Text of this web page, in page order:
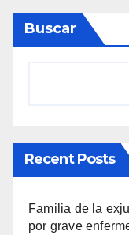
Buscar
Recent Posts
Familia de la
por grave